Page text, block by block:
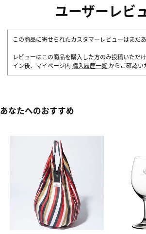
ユーザーレビ
この商品に寄せられたカスタマーレビューはまだあ
レビューはこの商品を購入した方のみ投稿いただ
イン後、マイページ内 購入履歴一覧 からご確認い
あなたへのおすすめ